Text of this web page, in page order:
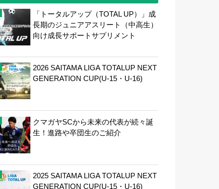
「トータルアップ（TOTAL UP）」成
長期のジュニアアスリート（中高生）
向け成長サポートサプリメント
2026 SAITAMA LIGA TOTALUP NEXT
GENERATION CUP(U-15・U-16)
クマガヤSCから未来の代表が続々誕
生！進路や卒団生のご紹介
2025 SAITAMA LIGA TOTALUP NEXT
GENERATION CUP(U-15・U-16)